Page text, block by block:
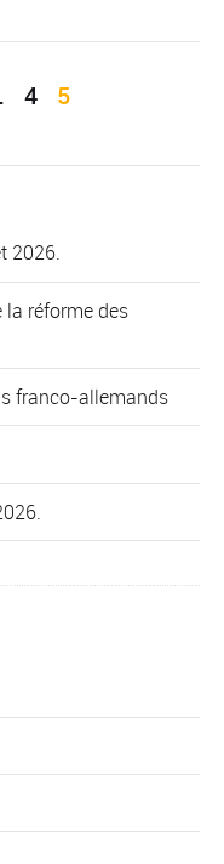
4 5
2026.
la réforme des
franco-allemands